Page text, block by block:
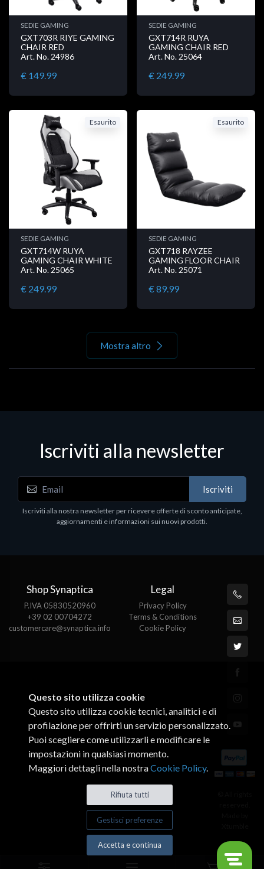
0
SEDIE GAMING
GXT703R RIYE GAMING
CHAIR RED
Art. No. 24986
€ 149.99
SEDIE GAMING
GXT714R RUYA
GAMING CHAIR RED
Art. No. 25064
€ 249.99
Esaurito
SEDIE GAMING
GXT714W RUYA
GAMING CHAIR WHITE
Art. No. 25065
€ 249.99
Esaurito
SEDIE GAMING
GXT718 RAYZEE
GAMING FLOOR CHAIR
Art. No. 25071
€ 89.99
Mostra altro
Iscriviti alla newsletter
Iscriviti
Iscriviti alla nostra newsletter per ricevere offerte di sconto anticipate,
aggiornamenti e informazioni sui nuovi prodotti.
Shop Synaptica
P.IVA 05830520960
+39 02 00704272
customercare@synaptica.info
Legal
Privacy Policy
Terms & Conditions
Cookie Policy
Questo sito utilizza cookie
Questo sito utilizza cookie tecnici, analitici e di
profilazione per offrirti un servizio personalizzato.
Puoi scegliere come utilizzarli e modificare le
impostazioni in qualsiasi momento.
Maggiori dettagli nella nostraCookie Policy.
Rifiuta tutti
Gestisci preferenze
Accetta e continua